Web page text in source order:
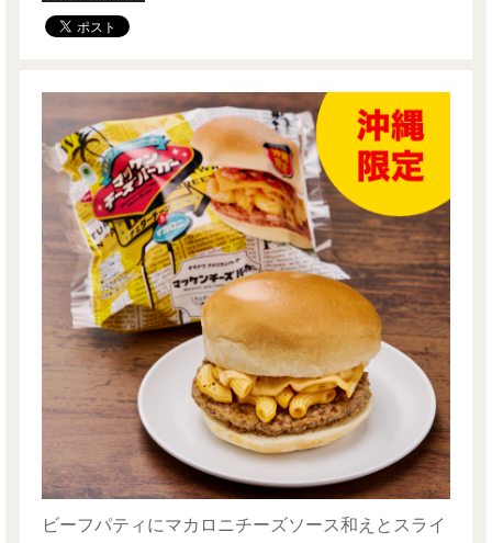
ビーフパティにマカロニチーズソース和えとスライ